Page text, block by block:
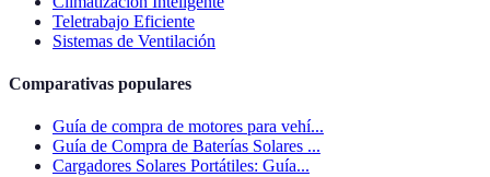
Teletrabajo Eficiente
Sistemas de Ventilación
Comparativas populares
Guía de compra de motores para vehí...
Guía de Compra de Baterías Solares ...
Cargadores Solares Portátiles: Guía...